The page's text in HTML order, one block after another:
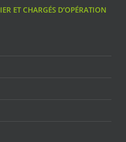
ET CHARGÉS D’OPÉRATION